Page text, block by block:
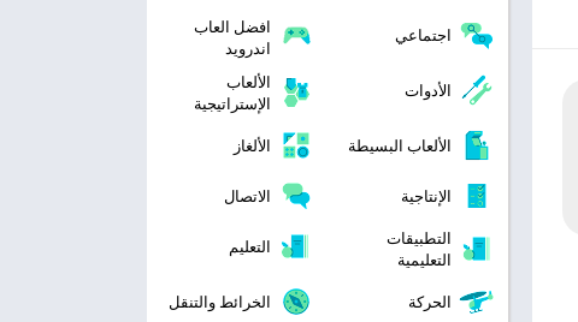
اجتماعي
افضل العاب
اندرويد
الأدوات
الألعاب
الإستراتيجية
الألعاب البسيطة
الألغاز
الإنتاجية
الاتصال
التطبيقات
التعليمية
التعليم
الحركة الخرائط والتنقل